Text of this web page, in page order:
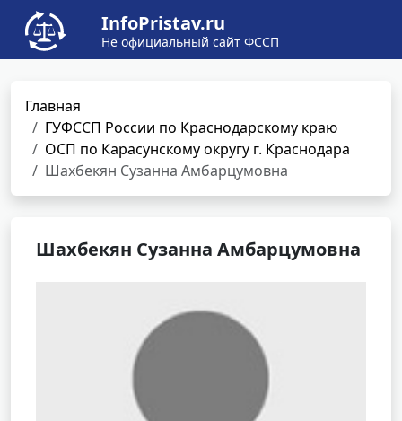
InfoPristav.ru
Не официальный сайт ФССП
Главная
ГУФССП России по Краснодарскому краю
ОСП по Карасунскому округу г. Краснодара
Шахбекян Сузанна Амбарцумовна
Шахбекян Сузанна Амбарцумовна